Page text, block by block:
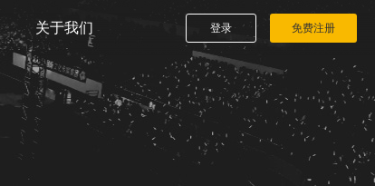
关于我们 登录 免费注册